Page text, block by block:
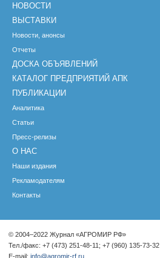
НОВОСТИ
ВЫСТАВКИ
Новости, анонсы
Отчеты
ДОСКА ОБЪЯВЛЕНИЙ
КАТАЛОГ ПРЕДПРИЯТИЙ АПК
ПУБЛИКАЦИИ
Аналитика
Статьи
Пресс-релизы
О НАС
Наши издания
Рекламодателям
Контакты
© 2004–2022 Журнал «АГРОМИР РФ»
Тел./факс: +7 (473) 251-48-11; +7 (960) 135-73-32
E-mail: info@agromir-rf.ru